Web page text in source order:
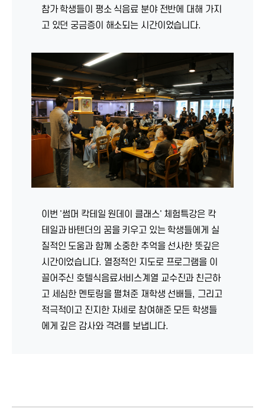
참가 학생들이 평소 식음료 분야 전반에 대해 가지
고 있던 궁금증이 해소되는 시간이었습니다.
이번 '썸머 칵테일 원데이 클래스' 체험특강은 칵
테일과 바텐더의 꿈을 키우고 있는 학생들에게 실
질적인 도움과 함께 소중한 추억을 선사한 뜻깊은
시간이었습니다. 열정적인 지도로 프로그램을 이
끌어주신 호텔식음료서비스계열 교수진과 친근하
고 세심한 멘토링을 펼쳐준 재학생 선배들, 그리고
적극적이고 진지한 자세로 참여해준 모든 학생들
에게 깊은 감사와 격려를 보냅니다.